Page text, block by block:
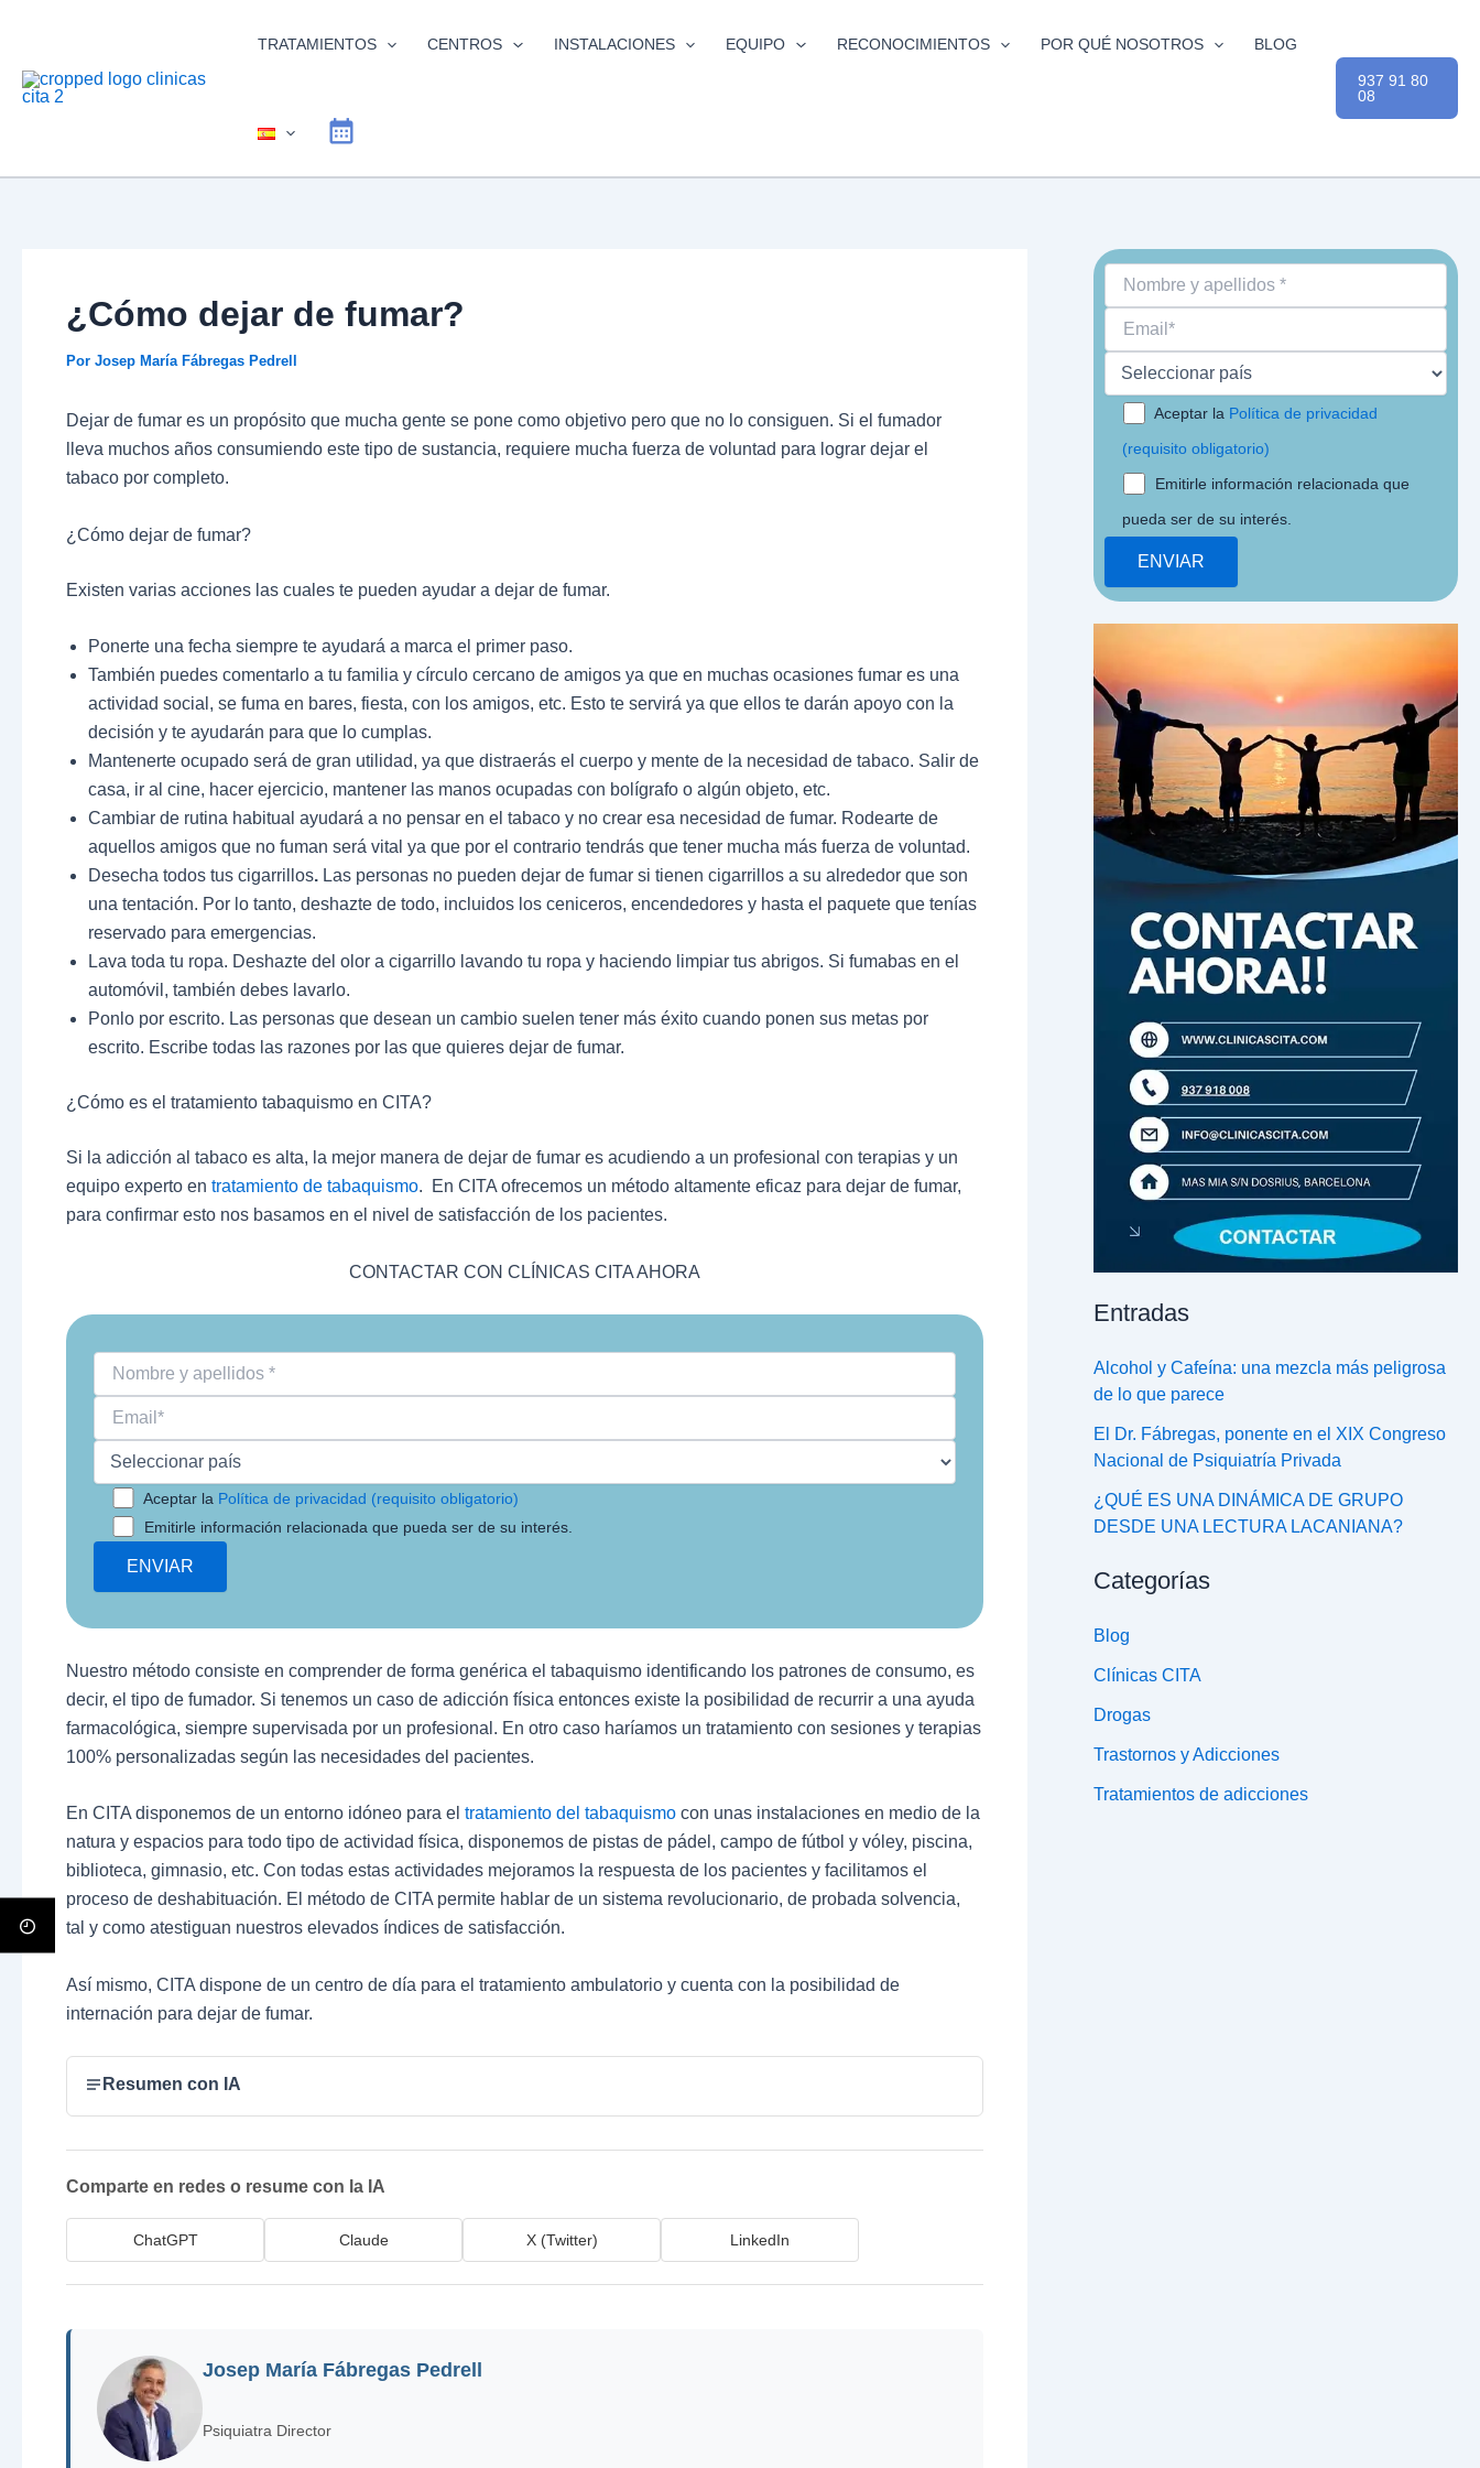
contenido
TRATAMIENTOS CENTROS INSTALACIONES EQUIPO RECONOCIMIENTOS POR QUÉ NOSOTROS BLOG
937 91 80
08
¿Cómo dejar de fumar?
Por Josep María Fábregas Pedrell
Dejar de fumar es un propósito que mucha gente se pone como objetivo pero que no lo consiguen. Si el fumador
lleva muchos años consumiendo este tipo de sustancia, requiere mucha fuerza de voluntad para lograr dejar el
tabaco por completo.
¿Cómo dejar de fumar?
Existen varias acciones las cuales te pueden ayudar a dejar de fumar.
Ponerte una fecha siempre te ayudará a marca el primer paso.
También puedes comentarlo a tu familia y círculo cercano de amigos ya que en muchas ocasiones fumar es una
actividad social, se fuma en bares, fiesta, con los amigos, etc. Esto te servirá ya que ellos te darán apoyo con la
decisión y te ayudarán para que lo cumplas.
Mantenerte ocupado será de gran utilidad, ya que distraerás el cuerpo y mente de la necesidad de tabaco. Salir de
casa, ir al cine, hacer ejercicio, mantener las manos ocupadas con bolígrafo o algún objeto, etc.
Cambiar de rutina habitual ayudará a no pensar en el tabaco y no crear esa necesidad de fumar. Rodearte de
aquellos amigos que no fuman será vital ya que por el contrario tendrás que tener mucha más fuerza de voluntad.
Desecha todos tus cigarrillos. Las personas no pueden dejar de fumar si tienen cigarrillos a su alrededor que son
una tentación. Por lo tanto, deshazte de todo, incluidos los ceniceros, encendedores y hasta el paquete que tenías
reservado para emergencias.
Lava toda tu ropa. Deshazte del olor a cigarrillo lavando tu ropa y haciendo limpiar tus abrigos. Si fumabas en el
automóvil, también debes lavarlo.
Ponlo por escrito. Las personas que desean un cambio suelen tener más éxito cuando ponen sus metas por
escrito. Escribe todas las razones por las que quieres dejar de fumar.
¿Cómo es el tratamiento tabaquismo en CITA?
Si la adicción al tabaco es alta, la mejor manera de dejar de fumar es acudiendo a un profesional con terapias y un
equipo experto en tratamiento de tabaquismo. En CITA ofrecemos un método altamente eficaz para dejar de fumar,
para confirmar esto nos basamos en el nivel de satisfacción de los pacientes.
CONTACTAR CON CLÍNICAS CITA AHORA
Aceptar la Política de privacidad (requisito obligatorio)
Emitirle información relacionada que pueda ser de su interés.
Nuestro método consiste en comprender de forma genérica el tabaquismo identificando los patrones de consumo, es
decir, el tipo de fumador. Si tenemos un caso de adicción física entonces existe la posibilidad de recurrir a una ayuda
farmacológica, siempre supervisada por un profesional. En otro caso haríamos un tratamiento con sesiones y terapias
100% personalizadas según las necesidades del pacientes.
En CITA disponemos de un entorno idóneo para el tratamiento del tabaquismo con unas instalaciones en medio de la
natura y espacios para todo tipo de actividad física, disponemos de pistas de pádel, campo de fútbol y vóley, piscina,
biblioteca, gimnasio, etc. Con todas estas actividades mejoramos la respuesta de los pacientes y facilitamos el
proceso de deshabituación. El método de CITA permite hablar de un sistema revolucionario, de probada solvencia,
tal y como atestiguan nuestros elevados índices de satisfacción.
Así mismo, CITA dispone de un centro de día para el tratamiento ambulatorio y cuenta con la posibilidad de
internación para dejar de fumar.
Resumen con IA
Comparte en redes o resume con la IA
ChatGPT Claude X (Twitter) LinkedIn
Josep María Fábregas Pedrell
Psiquiatra Director
Aceptar la Política de privacidad
(requisito obligatorio)
Emitirle información relacionada que
pueda ser de su interés.
Entradas
Alcohol y Cafeína: una mezcla más peligrosa
de lo que parece
El Dr. Fábregas, ponente en el XIX Congreso
Nacional de Psiquiatría Privada
¿QUÉ ES UNA DINÁMICA DE GRUPO
DESDE UNA LECTURA LACANIANA?
Categorías
Blog
Clínicas CITA
Drogas
Trastornos y Adicciones
Tratamientos de adicciones